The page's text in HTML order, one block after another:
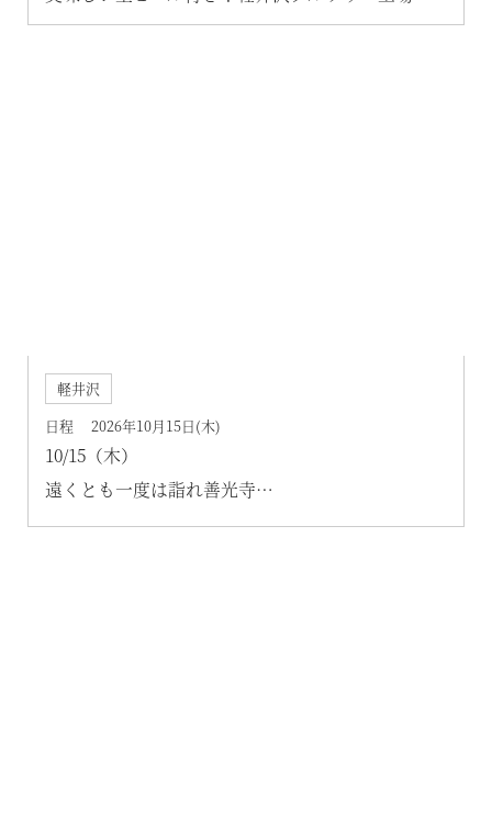
学
軽井沢
日程 2026年10月15日(木)
10/15（木）
遠くとも一度は詣れ善光寺
公認案内人とゆっくり巡る秋の「善光寺」参拝＆